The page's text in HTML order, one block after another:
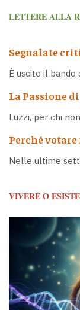
LETTERE ALLA
Segnalate
È uscito il bando
La Passione
Luzzi, per chi
Perché votare
Nelle ultime
VIVERE O